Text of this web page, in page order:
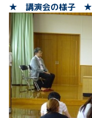
★ 講演会の様子 ★